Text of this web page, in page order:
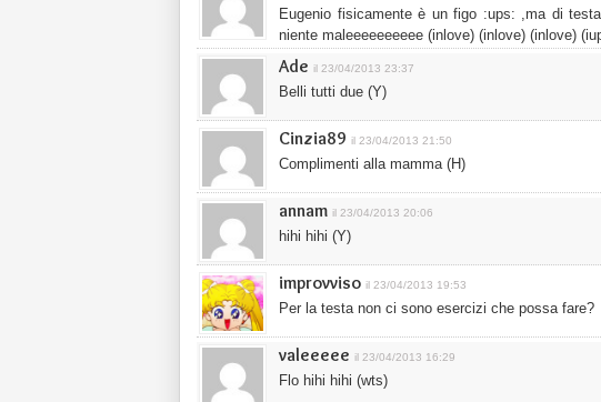
Eugenio fisicamente è un figo :ups: ,ma di
niente maleeeeeeeeee (inlove) (inlove) (inlove)
Ade il 23/04/2013 23:37
Belli tutti due (Y)
Cinzia89 il 23/04/2013 21:50
Complimenti alla mamma (H)
annam il 23/04/2013 20:06
hihi hihi (Y)
improvviso il 23/04/2013 19:53
Per la testa non ci sono esercizi che possa fare?
valeeeee il 23/04/2013 16:29
Flo hihi hihi (wts)